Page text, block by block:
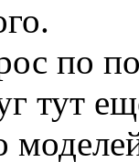
по
тут